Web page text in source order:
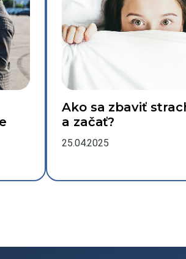
Ako sa zbaviť
a začať?
25.04.2025